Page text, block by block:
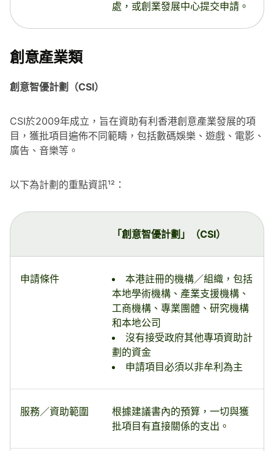
處，或創業發展中心提交申請。
創意產業類
創意智優計劃（CSI）
CSI於2009年成立，旨在資助有利香港創意產業發展的項
目，獲批項目遍佈不同範疇，包括數碼娛樂、遊戲、電影、
廣告、音樂等。
以下為計劃的重點資訊¹²：
「創意智優計劃」（CSI）
申請條件
本港註冊的機構／組織，包括
本地學術機構、產業支援機構、
工商機構、專業團體、研究機構
和本地公司
沒有接受政府其他專項資助計
劃的資金
申請項目必須以非牟利為主
服務／資助範圍
根據建議書內的預算，一切與獲
批項目有直接關係的支出。